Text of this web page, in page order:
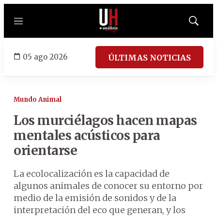
Menú
Mostrar
05 ago 2026 ÚLTIMAS NOTICIAS
Mundo Animal
Los murciélagos hacen mapas
mentales acústicos para
orientarse
La ecolocalización es la capacidad de
algunos animales de conocer su entorno por
medio de la emisión de sonidos y de la
interpretación del eco que generan, y los